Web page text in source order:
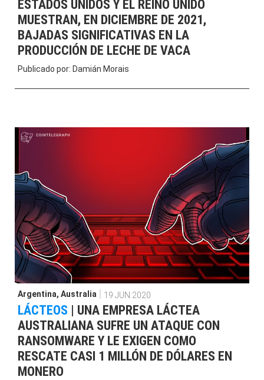
ESTADOS UNIDOS Y EL REINO UNIDO
MUESTRAN, EN DICIEMBRE DE 2021,
BAJADAS SIGNIFICATIVAS EN LA
PRODUCCIÓN DE LECHE DE VACA
Publicado por: Damián Morais
Argentina, Australia 19 JUN 2020
LÁCTEOS | UNA EMPRESA LÁCTEA
AUSTRALIANA SUFRE UN ATAQUE CON
RANSOMWARE Y LE EXIGEN COMO
RESCATE CASI 1 MILLÓN DE DÓLARES EN
MONERO